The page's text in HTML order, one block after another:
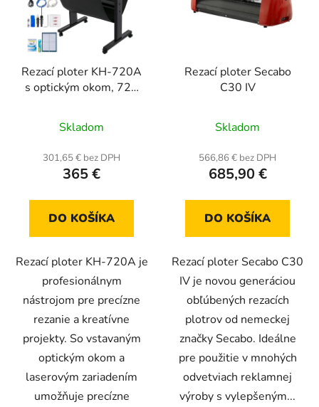
Rezací ploter KH-720A
s optickým okom, 720
hodnotenie
produktu
je
z
Skladom
301,65 € bez DPH
365 €
DO KOŠÍKA
Rezací ploter KH-720A je
profesionálnym
nástrojom pre precízne
rezanie a kreatívne
projekty. So vstavaným
optickým okom a
laserovým zariadením
umožňuje precízne
Rezací ploter Secabo
C30 IV
hodnotenie
produktu
je
z
Skladom
566,86 € bez DPH
685,90 €
DO KOŠÍKA
Rezací ploter Secabo C30
IV je novou generáciou
obľúbených rezacích
plotrov od nemeckej
značky Secabo. Ideálne
pre použitie v mnohých
odvetviach reklamnej
výroby s vylepšeným...